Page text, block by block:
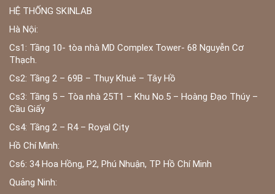
HỆ THỐNG SKINLAB
Hà Nội:
Cs1: Tầng 10- tòa nhà MD Complex Tower- 68 Nguyễn Cơ
Thạch.
Cs2: Tầng 2 – 69B – Thụy Khuê – Tây Hồ
Cs3: Tầng 5 – Tòa nhà 25T1 – Khu No.5 – Hoàng Đạo Thúy –
Cầu Giấy
Cs4: Tầng 2 – R4 – Royal City
Hồ Chí Minh:
Cs6: 34 Hoa Hồng, P2, Phú Nhuận, TP Hồ Chí Minh
Quảng Ninh: